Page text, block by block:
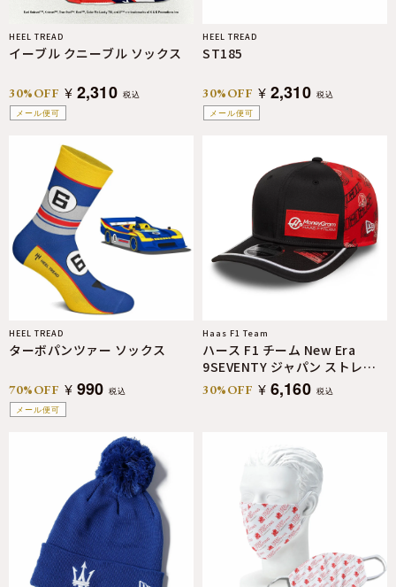
メール便可
HEEL TREAD
イーブル クニーブル ソックス
30%OFF ¥ 2,310 税込
メール便可
HEEL TREAD
ST185
30%OFF ¥ 2,310 税込
メール便可
HEEL TREAD
ターボパンツァー ソックス
70%OFF ¥ 990 税込
Haas F1 Team
ハース F1 チーム New Era
9SEVENTY ジャパン ストレッ
チス スナップ キャップ
30%OFF ¥ 6,160 税込